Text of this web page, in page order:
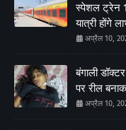
स्पेशल ट्रेन
यात्री होंगे
अप्रैल 10,
बंगाली
पर रील
अप्रैल 10,